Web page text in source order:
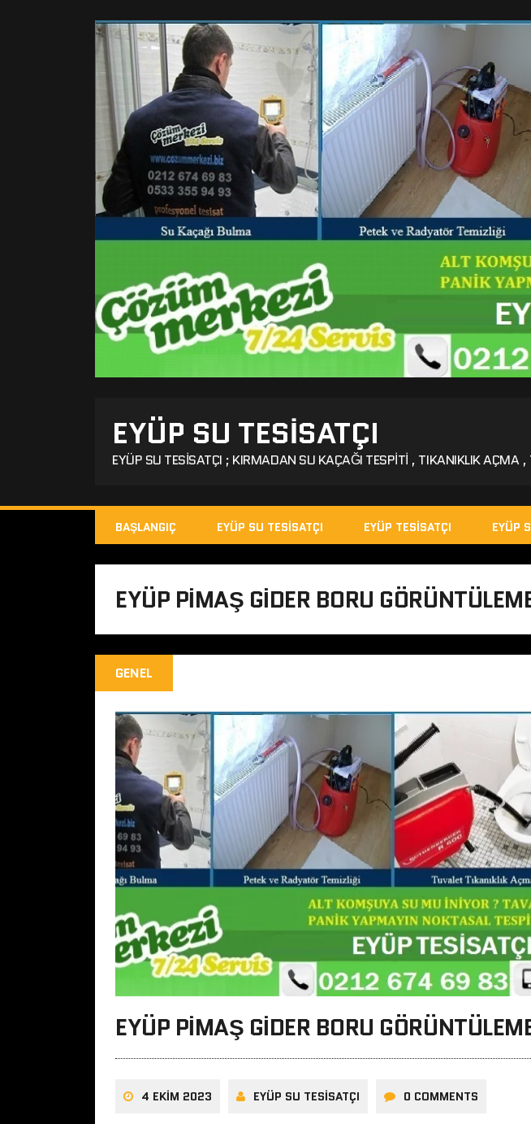
EYÜP SU TESISATÇI
EYÜP SU TESISATÇI ; KIRMADAN SU KAÇAĞI TESPITI , TIKANIKLIK AÇMA
BAŞLANGIÇ EYÜP SU TESISATÇI EYÜP TESISATÇI EYÜP
EYÜP PIMAŞ GIDER BORU
GENEL
EYÜP PIMAŞ GIDER BORU
4 EKIM 2023 EYÜP SU TESISATÇI 0 COMMENTS